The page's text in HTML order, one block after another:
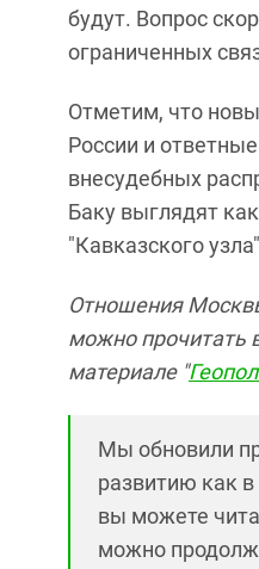
будут. Вопрос
ограниченных
Отметим, что
России и
внесудебных
Баку выглядят
"Кавказского
Отношения
можно прочитать
материале "
Мы обновили
развитию как в
вы можете
можно